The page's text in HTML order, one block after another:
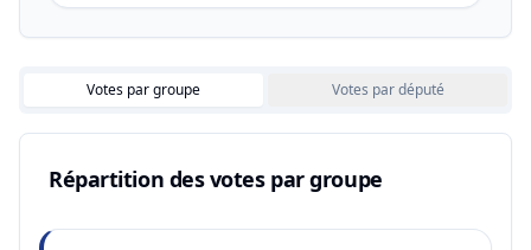
Votes par groupe Votes par député
Répartition des votes par groupe